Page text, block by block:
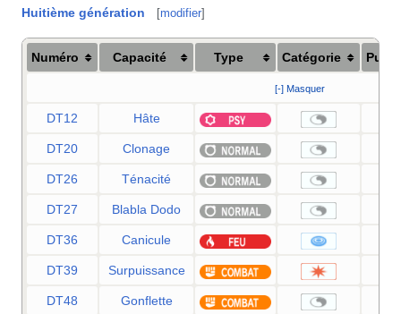
Huitième génération [modifier]
Numéro Capacité Type Catégorie
[-] Masquer
DT12 Hâte
DT20 Clonage
DT26 Ténacité
DT27 Blabla Dodo
DT36 Canicule
DT39 Surpuissance
DT48 Gonflette